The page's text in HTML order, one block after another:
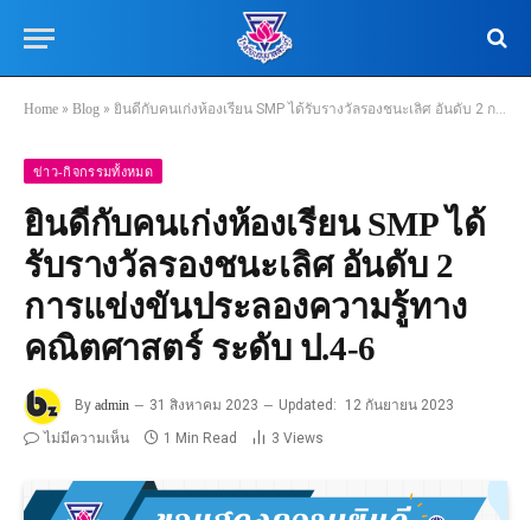
Home » Blog » ยินดีกับคนเก่งห้องเรียน SMP ได้รับรางวัลรองชนะเลิศ อันดับ 2 การแข่งขันประลองความรู้ทางคณิตศาสตร์ ระดับ ป.4-6
ข่าว-กิจกรรมทั้งหมด
ยินดีกับคนเก่งห้องเรียน SMP ได้
รับรางวัลรองชนะเลิศ อันดับ 2
การแข่งขันประลองความรู้ทาง
คณิตศาสตร์ ระดับ ป.4-6
By admin 31 สิงหาคม 2023 Updated:
12 กันยายน 2023
ไม่มีความเห็น
1 Min Read 3 Views